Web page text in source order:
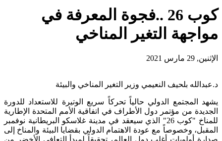
كوب 26 ..فجوة المعرفة في
مواجهة التغير المناخي
الإثنين, 29 مارس 2021
د.عبدالله بلحيف النعيمي وزير التغير المناخي والبيئة
يشهد المجتمع الدولي حالياً تحركاً سريع الوتيرة للاستعداد للدورة
الجديدة من مؤتمر دول الأطراف في اتفاقية الأمم المتحدة الإطارية
للمناخ "كوب 26" الذي سيعقد في مدينة غلاسكو البريطانية نوفمبر
المقبل، وخصوصاً مع عودة الاهتمام الدولي بقضايا البيئة والمناخ إلى